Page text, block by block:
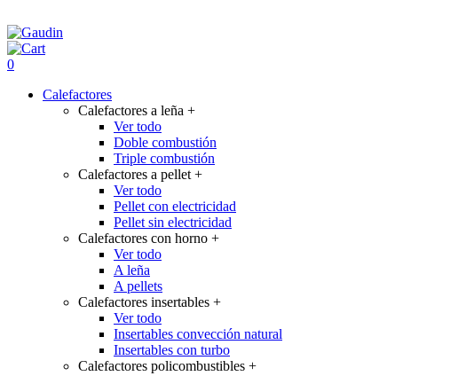
0
Calefactores
Calefactores a leña +
Ver todo
Doble combustión
Triple combustión
Calefactores a pellet +
Ver todo
Pellet con electricidad
Pellet sin electricidad
Calefactores con horno +
Ver todo
A leña
A pellets
Calefactores insertables +
Ver todo
Insertables convección natural
Insertables con turbo
Calefactores policombustibles +